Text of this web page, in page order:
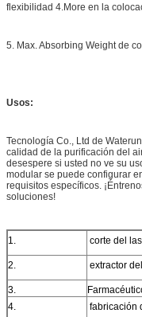
flexibilidad 4.More en la
5. Max. Absorbing Weight de
Usos:
Tecnología Co., Ltd de
calidad de la purificación del
desespere si usted no ve su
modular se puede configurar
requisitos específicos.
soluciones!
1. corte del
2. extractor
3.
4.
fabricación